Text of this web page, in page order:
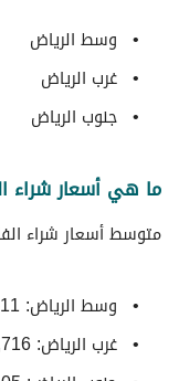
وسط الرياض
غرب الرياض
جنوب الرياض
ما هي أسعار شراء
متوسط ​​أسعار شراء
وسط الرياض: 2,201,611 ريال سعودي
غرب الرياض: 2,277,716 ريال سعودي